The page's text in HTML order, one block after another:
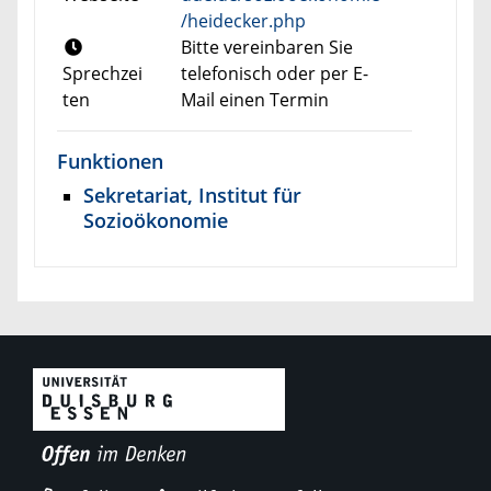
/heidecker.php
Sprechzei
ten
Bitte vereinbaren Sie
telefonisch oder per E-
Mail einen Termin
Funktionen
Sekretariat, Institut für
Sozioökonomie